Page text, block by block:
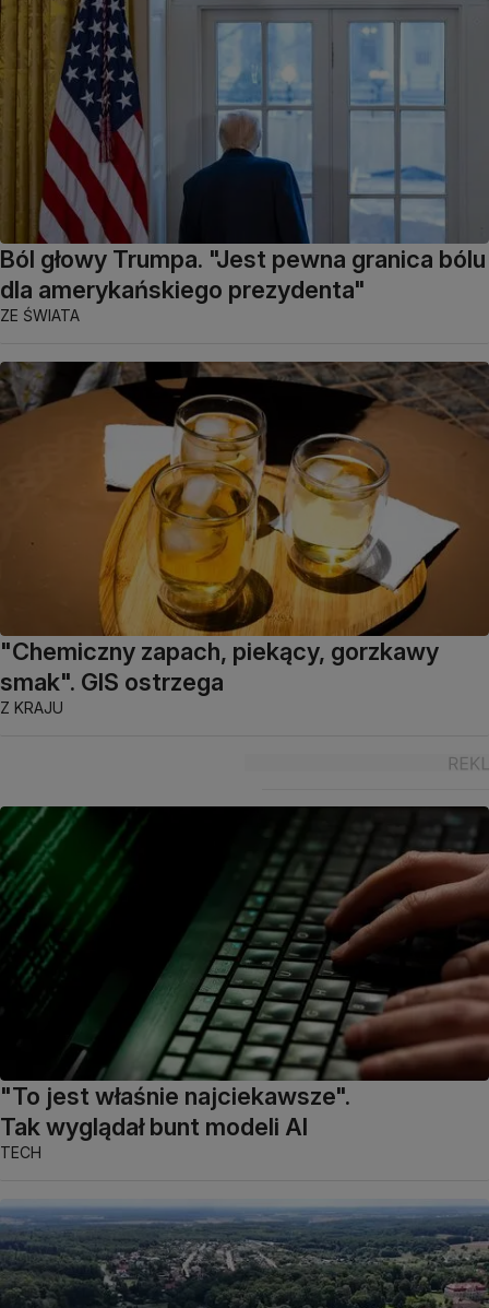
Ból głowy Trumpa. "Jest pewna granica bólu
dla amerykańskiego prezydenta"
ZE ŚWIATA
"Chemiczny zapach, piekący, gorzkawy
smak". GIS ostrzega
Z KRAJU
"To jest właśnie najciekawsze".
Tak wyglądał bunt modeli AI
TECH